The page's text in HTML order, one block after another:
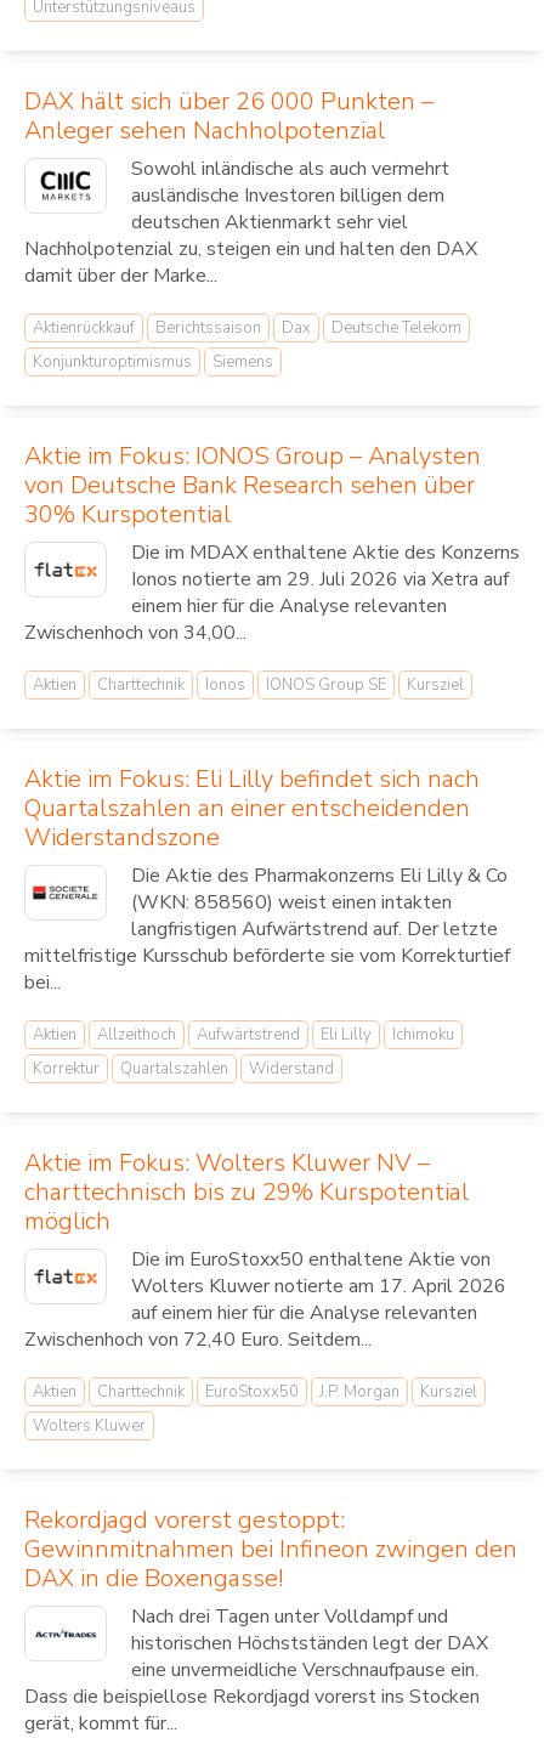
Unterstützungsniveaus
DAX hält sich über 26 000 Punkten –
Anleger sehen Nachholpotenzial
Sowohl inländische als auch vermehrt
ausländische Investoren billigen dem
deutschen Aktienmarkt sehr viel
Nachholpotenzial zu, steigen ein und halten den DAX
damit über der Marke...
Aktienrückkauf Berichtssaison Dax
Deutsche Telekom
Konjunkturoptimismus
Siemens
Aktie im Fokus: IONOS Group – Analysten
von Deutsche Bank Research sehen über
30% Kurspotential
Die im MDAX enthaltene Aktie des Konzerns
Ionos notierte am 29. Juli 2026 via Xetra auf
einem hier für die Analyse relevanten
Zwischenhoch von 34,00...
Aktien Charttechnik Ionos IONOS Group SE Kursziel
Aktie im Fokus: Eli Lilly befindet sich nach
Quartalszahlen an einer entscheidenden
Widerstandszone
Die Aktie des Pharmakonzerns Eli Lilly & Co
(WKN: 858560) weist einen intakten
langfristigen Aufwärtstrend auf. Der letzte
mittelfristige Kursschub beförderte sie vom Korrekturtief
bei...
Aktien Allzeithoch Aufwärtstrend Eli Lilly
Ichimoku
Korrektur
Quartalszahlen Widerstand
Aktie im Fokus: Wolters Kluwer NV –
charttechnisch bis zu 29% Kurspotential
möglich
Die im EuroStoxx50 enthaltene Aktie von
Wolters Kluwer notierte am 17. April 2026
auf einem hier für die Analyse relevanten
Zwischenhoch von 72,40 Euro. Seitdem...
Aktien Charttechnik EuroStoxx50 J.P. Morgan
Kursziel
Wolters Kluwer
Rekordjagd vorerst gestoppt:
Gewinnmitnahmen bei Infineon zwingen den
DAX in die Boxengasse!
Nach drei Tagen unter Volldampf und
historischen Höchstständen legt der DAX
eine unvermeidliche Verschnaufpause ein.
Dass die beispiellose Rekordjagd vorerst ins Stocken
gerät, kommt für...